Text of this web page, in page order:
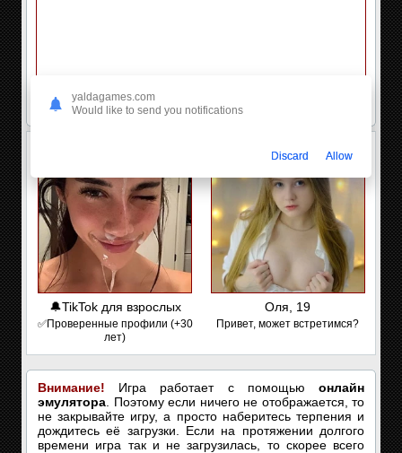
🔔TikTok для взрослых
✅Проверенные профили (+30
лет)
Оля, 19
Привет, может встретимся?
Внимание! Игра работает с помощью онлайн
эмулятора . Поэтому если ничего не отображается, то
не закрывайте игру, а просто наберитесь терпения и
дождитесь её загрузки. Если на протяжении долгого
времени игра так и не загрузилась, то скорее всего
yaldagames.com
Would like to send you notifications
Discard Allow